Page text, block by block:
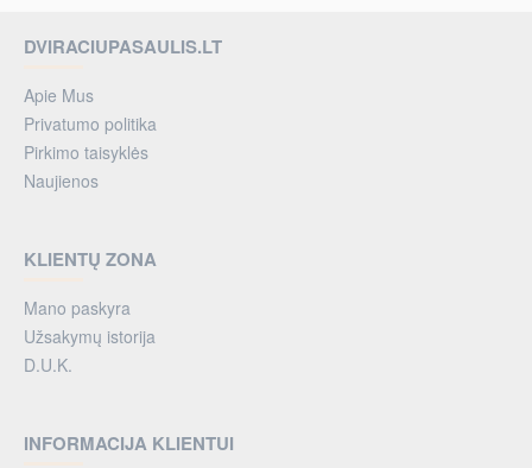
DVIRACIUPASAULIS.LT
Apie Mus
Privatumo politika
Pirkimo taisyklės
Naujienos
KLIENTŲ ZONA
Mano paskyra
Užsakymų istorija
D.U.K.
INFORMACIJA KLIENTUI